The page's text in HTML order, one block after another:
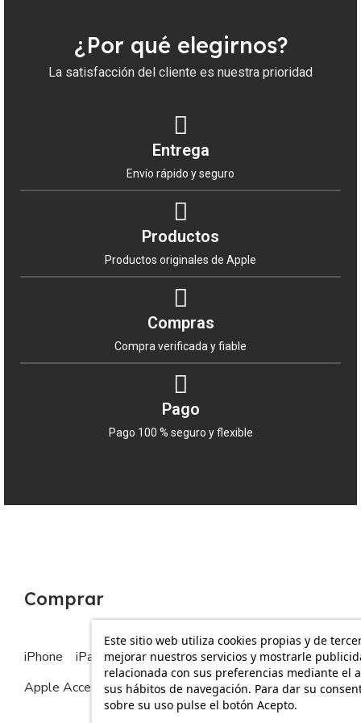
¿Por qué elegirnos?
La satisfacción del cliente es nuestra prioridad
Entrega
Envío rápido y seguro
Productos
Productos originales de Apple
Compras
Compra verificada y fiable
Pago
Pago 100 % seguro y flexible
Este sitio web utiliza cookies propias y de
mejorar nuestros servicios y mostrarle
relacionada con sus preferencias mediante el
sus hábitos de navegación. Para dar su
sobre su uso pulse el botón Acepto.
Comprar
iPhone iPad MacBook
Apple Watch
Apple Accesorios